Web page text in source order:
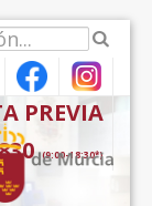
PREVIA
(9:00-18:30*)